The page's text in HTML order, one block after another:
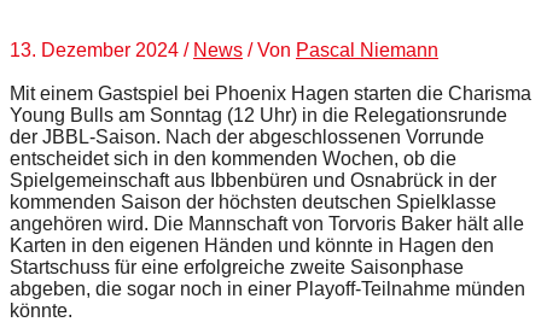
13. Dezember 2024 / News / Von Pascal Niemann
Mit einem Gastspiel bei Phoenix Hagen starten die Charisma
Young Bulls am Sonntag (12 Uhr) in die Relegationsrunde
der JBBL-Saison. Nach der abgeschlossenen Vorrunde
entscheidet sich in den kommenden Wochen, ob die
Spielgemeinschaft aus Ibbenbüren und Osnabrück in der
kommenden Saison der höchsten deutschen Spielklasse
angehören wird. Die Mannschaft von Torvoris Baker hält alle
Karten in den eigenen Händen und könnte in Hagen den
Startschuss für eine erfolgreiche zweite Saisonphase
abgeben, die sogar noch in einer Playoff-Teilnahme münden
könnte.